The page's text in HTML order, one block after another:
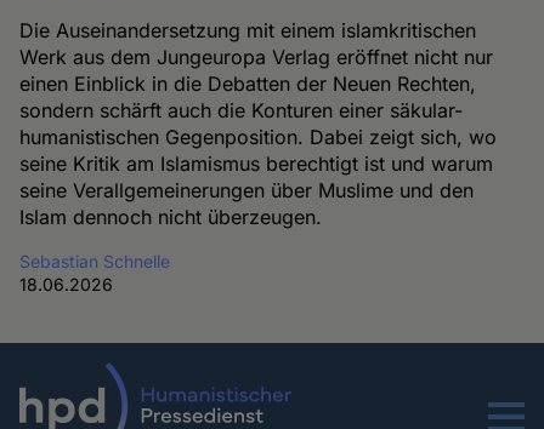
Die Auseinandersetzung mit einem islamkritischen
Werk aus dem Jungeuropa Verlag eröffnet nicht nur
einen Einblick in die Debatten der Neuen Rechten,
sondern schärft auch die Konturen einer säkular-
humanistischen Gegenposition. Dabei zeigt sich, wo
seine Kritik am Islamismus berechtigt ist und warum
seine Verallgemeinerungen über Muslime und den
Islam dennoch nicht überzeugen.
Sebastian Schnelle
18.06.2026
Menu